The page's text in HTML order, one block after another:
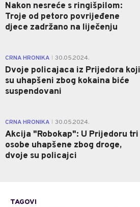
Nakon nesreće s ringišpilom:
Troje od petoro povrijeđene
djece zadržano na liječenju
CRNA HRONIKA 30.05.2024.
Dvoje policajaca iz Prijedora koji
su uhapšeni zbog kokaina biće
suspendovani
CRNA HRONIKA 30.05.2024.
Akcija "Robokap": U Prijedoru tri
osobe uhapšene zbog droge,
dvoje su policajci
TAGOVI